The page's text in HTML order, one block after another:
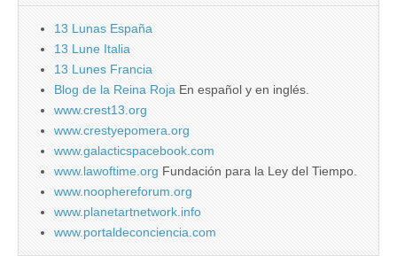
13 Lunas España
13 Lune Italia
13 Lunes Francia
Blog de la Reina Roja En español y en inglés.
www.crest13.org
www.crestyepomera.org
www.galacticspacebook.com
www.lawoftime.org Fundación para la Ley del Tiempo.
www.noophereforum.org
www.planetartnetwork.info
www.portaldeconciencia.com